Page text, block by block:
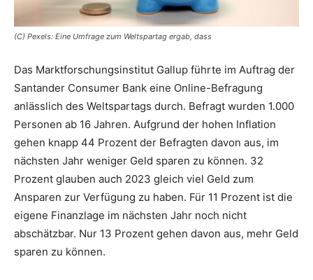
(C) Pexels: Eine Umfrage zum Weltspartag ergab, dass
Das Marktforschungsinstitut Gallup führte im Auftrag der
Santander Consumer Bank eine Online-Befragung
anlässlich des Weltspartags durch. Befragt wurden 1.000
Personen ab 16 Jahren. Aufgrund der hohen Inflation
gehen knapp 44 Prozent der Befragten davon aus, im
nächsten Jahr weniger Geld sparen zu können. 32
Prozent glauben auch 2023 gleich viel Geld zum
Ansparen zur Verfügung zu haben. Für 11 Prozent ist die
eigene Finanzlage im nächsten Jahr noch nicht
abschätzbar. Nur 13 Prozent gehen davon aus, mehr Geld
sparen zu können.